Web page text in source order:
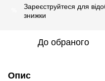
Зареєструйтеся для
знижки
До обраного
Опис